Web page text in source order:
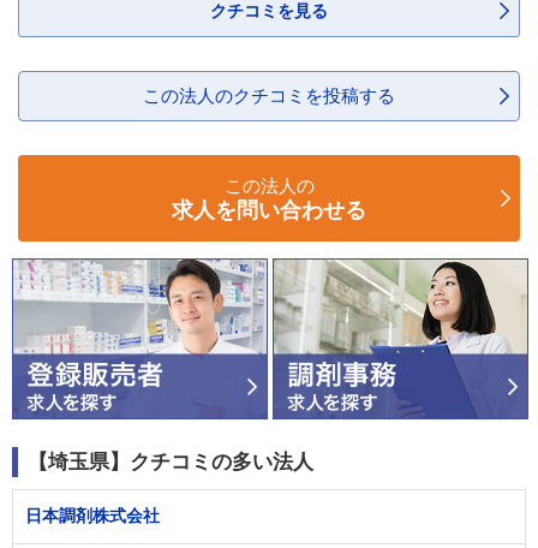
クチコミを見る
この法人のクチコミを投稿する
この法人の
求人を問い合わせる
【埼玉県】クチコミの多い法人
日本調剤株式会社